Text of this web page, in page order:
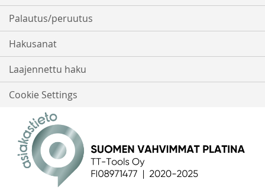
Palautus/peruutus
Hakusanat
Laajennettu haku
Cookie Settings